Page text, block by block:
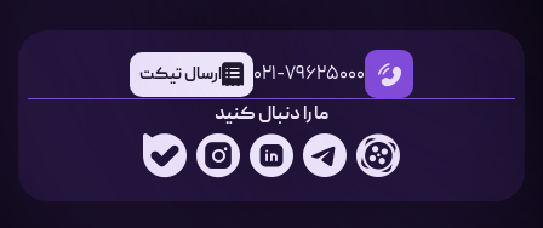
021-79625000 ارسال تیکت
ما را دنبال کنید